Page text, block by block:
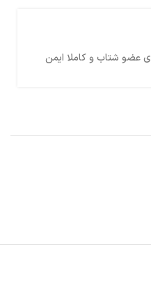
عضو شتاب و کاملا ایمن